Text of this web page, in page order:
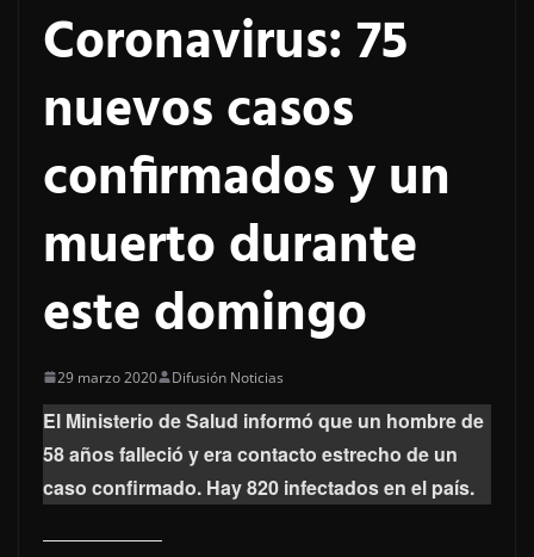
Coronavirus: 75
nuevos casos
confirmados y un
muerto durante
este domingo
29 marzo 2020 Difusión Noticias
El Ministerio de Salud informó que un hombre de
58 años falleció y era contacto estrecho de un
caso confirmado. Hay 820 infectados en el país.